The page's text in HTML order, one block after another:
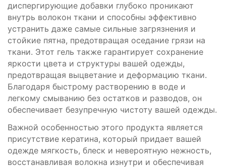
диспергирующие добавки глубоко проникают
внутрь волокон ткани и способны эффективно
устранить даже самые сильные загрязнения и
стойкие пятна, предотвращая оседание грязи на
ткани. Этот гель также гарантирует сохранение
яркости цвета и структуры вашей одежды,
предотвращая выцветание и деформацию ткани.
Благодаря быстрому растворению в воде и
легкому смыванию без остатков и разводов, он
обеспечивает безупречную чистоту вашей одежды.
Важной особенностью этого продукта является
присутствие кератина, который придает вашей
одежде мягкость, блеск и невероятную нежность,
восстанавливая волокна изнутри и обеспечивая